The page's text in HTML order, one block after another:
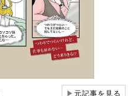
▶元記事を見る